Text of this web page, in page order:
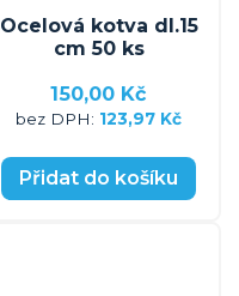
Ocelová kotva dl.15
cm 50 ks
150,00 Kč
123,97 Kč
Přidat do košíku